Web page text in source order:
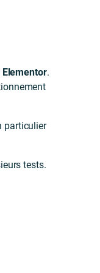
Elementor.
particulier
tests.